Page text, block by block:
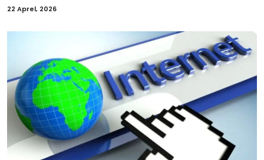
22 Aprel, 2026